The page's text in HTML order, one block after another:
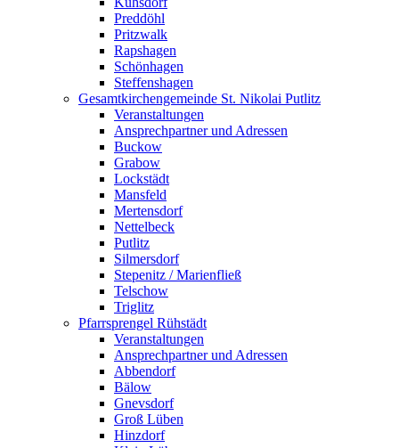
Preddöhl
Pritzwalk
Rapshagen
Schönhagen
Steffenshagen
Gesamtkirchengemeinde St. Nikolai Putlitz
Veranstaltungen
Ansprechpartner und Adressen
Buckow
Grabow
Lockstädt
Mansfeld
Mertensdorf
Nettelbeck
Putlitz
Silmersdorf
Stepenitz / Marienfließ
Telschow
Triglitz
Pfarrsprengel Rühstädt
Veranstaltungen
Ansprechpartner und Adressen
Abbendorf
Bälow
Gnevsdorf
Groß Lüben
Hinzdorf